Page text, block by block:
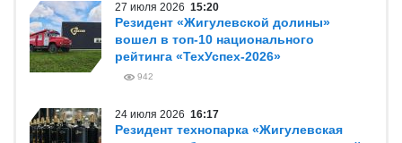
27 июля 2026 15:20
Резидент «Жигулевской долины»
вошел в топ-10 национального
рейтинга «ТехУспех-2026»
942
24 июля 2026 16:17
Резидент технопарка «Жигулевская